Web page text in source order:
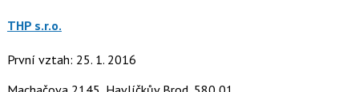
THP s.r.o.
První vztah: 25. 1. 2016